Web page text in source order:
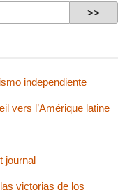
independiente
vers l’Amérique latine
journal
victorias de los